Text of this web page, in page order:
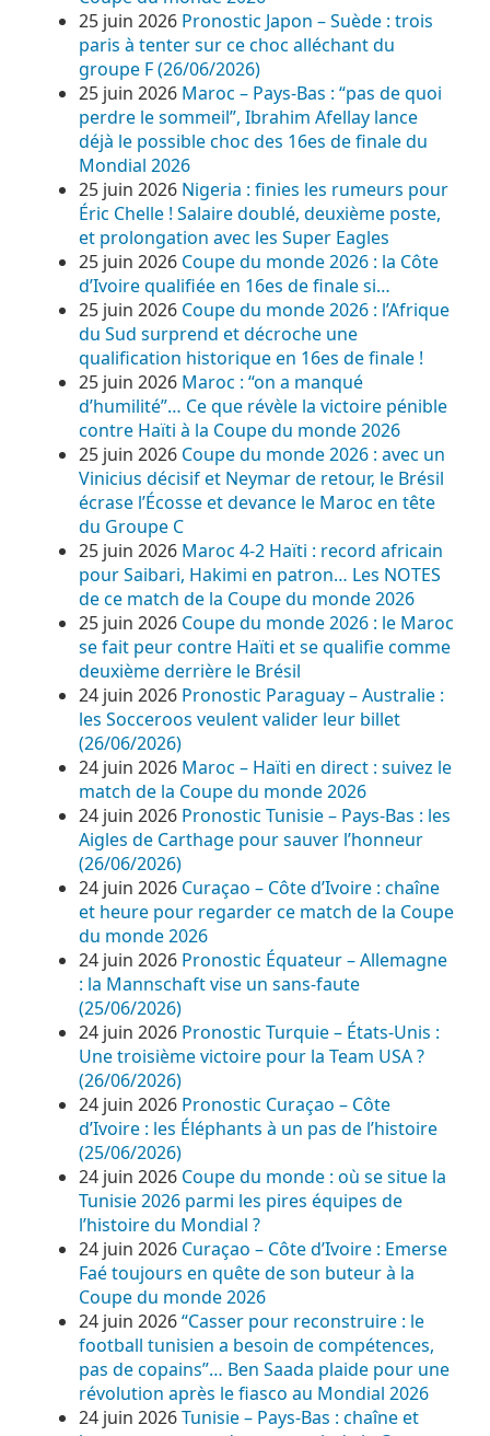
25 juin 2026 Pronostic Japon – Suède : trois
paris à tenter sur ce choc alléchant du
groupe F (26/06/2026)
25 juin 2026 Maroc – Pays-Bas : “pas de quoi
perdre le sommeil”, Ibrahim Afellay lance
déjà le possible choc des 16es de finale du
Mondial 2026
25 juin 2026 Nigeria : finies les rumeurs pour
Éric Chelle ! Salaire doublé, deuxième poste,
et prolongation avec les Super Eagles
25 juin 2026 Coupe du monde 2026 : la Côte
d’Ivoire qualifiée en 16es de finale si…
25 juin 2026 Coupe du monde 2026 : l’Afrique
du Sud surprend et décroche une
qualification historique en 16es de finale !
25 juin 2026 Maroc : “on a manqué
d’humilité”… Ce que révèle la victoire pénible
contre Haïti à la Coupe du monde 2026
25 juin 2026 Coupe du monde 2026 : avec un
Vinicius décisif et Neymar de retour, le Brésil
écrase l’Écosse et devance le Maroc en tête
du Groupe C
25 juin 2026 Maroc 4-2 Haïti : record africain
pour Saibari, Hakimi en patron… Les NOTES
de ce match de la Coupe du monde 2026
25 juin 2026 Coupe du monde 2026 : le Maroc
se fait peur contre Haïti et se qualifie comme
deuxième derrière le Brésil
24 juin 2026 Pronostic Paraguay – Australie :
les Socceroos veulent valider leur billet
(26/06/2026)
24 juin 2026 Maroc – Haïti en direct : suivez le
match de la Coupe du monde 2026
24 juin 2026 Pronostic Tunisie – Pays-Bas : les
Aigles de Carthage pour sauver l’honneur
(26/06/2026)
24 juin 2026 Curaçao – Côte d’Ivoire : chaîne
et heure pour regarder ce match de la Coupe
du monde 2026
24 juin 2026 Pronostic Équateur – Allemagne
: la Mannschaft vise un sans-faute
(25/06/2026)
24 juin 2026 Pronostic Turquie – États-Unis :
Une troisième victoire pour la Team USA ?
(26/06/2026)
24 juin 2026 Pronostic Curaçao – Côte
d’Ivoire : les Éléphants à un pas de l’histoire
(25/06/2026)
24 juin 2026 Coupe du monde : où se situe la
Tunisie 2026 parmi les pires équipes de
l’histoire du Mondial ?
24 juin 2026 Curaçao – Côte d’Ivoire : Emerse
Faé toujours en quête de son buteur à la
Coupe du monde 2026
24 juin 2026“Casser pour reconstruire : le
football tunisien a besoin de compétences,
pas de copains”… Ben Saada plaide pour une
révolution après le fiasco au Mondial 2026
24 juin 2026Tunisie – Pays-Bas : chaîne et